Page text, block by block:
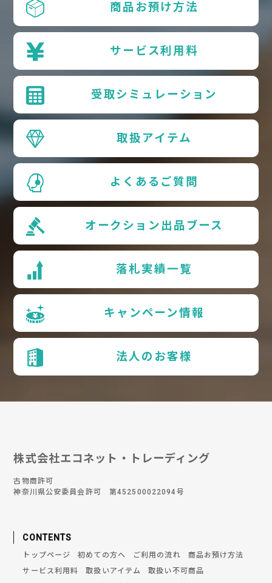
商品お預け方法
サービス利用料
受取シミュレーション
取扱アイテム
よくあるご質問
オークション出品ブース
落札実績一覧
キャンペーン情報
法人のお客様
株式会社エコネット・トレーディング
古物商許可
神奈川県公安委員会許可 第452500022094号
CONTENTS
トップページ 初めての方へ ご利用の流れ
商品お預け方法
サービス利用料
取扱いアイテム
取扱い不可商品